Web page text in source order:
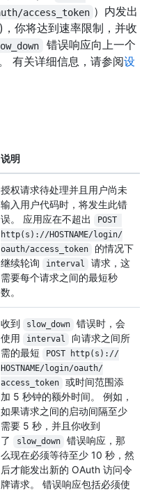
access_token ）内发出
)，你将达到速率限制，并收
错误响应向上一个
有关详细信息，请参阅设
说明
授权请求待处理并且用户尚未
输入用户代码时，将发生此错
误。 应用应在不超出
POST
http(s)://HOSTNAME/login/
oauth/access_token
的情况下
继续轮询
interval
请求，这
需要每个请求之间的最短秒
数。
收到 slow_down
错误时，会
使用
interval
向请求之间所
需的最短
POST http(s)://
HOSTNAME/login/oauth/
access_token
或时间范围添
加 5 秒钟的额外时间。 例如，
如果请求之间的启动间隔至少
需要 5 秒，并且你收到
了
slow_down
错误响应，那
么现在必须等待至少 10 秒，然
后才能发出新的 OAuth 访问令
牌请求。 错误响应包括必须使